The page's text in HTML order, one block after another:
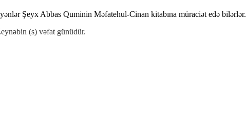
Şeyx Abbas Quminin Məfatehul-Cinan kitabına müraciət edə bilərlər.
(s) vəfat günüdür.